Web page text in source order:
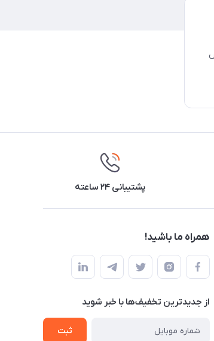
پشتیبانی ۲۴ ساعته
همراه ما باشید!
از جدید‌ترین تخفیف‌ها با‌ خبر شوید
ثبت